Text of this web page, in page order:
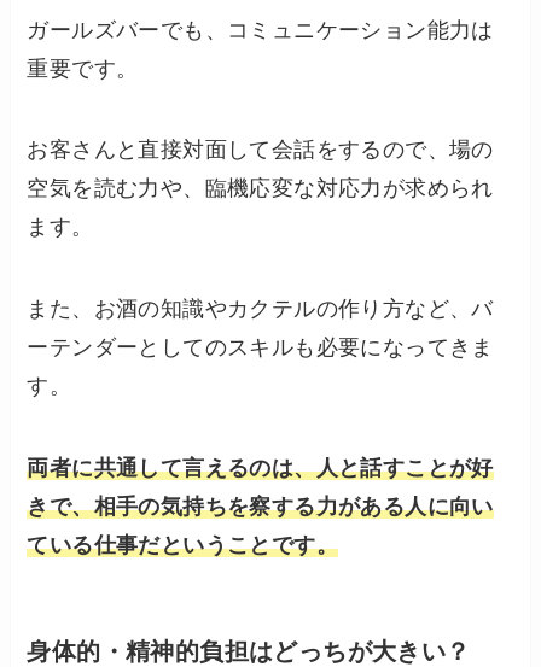
ガールズバーでも、コミュニケーション能力は
重要です。
お客さんと直接対面して会話をするので、場の
空気を読む力や、臨機応変な対応力が求められ
ます。
また、お酒の知識やカクテルの作り方など、バ
ーテンダーとしてのスキルも必要になってきま
す。
両者に共通して言えるのは、人と話すことが好
きで、相手の気持ちを察する力がある人に向い
ている仕事だということです。
身体的・精神的負担はどっちが大きい？